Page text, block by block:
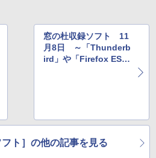
窓の杜収録ソフト 11
月8日 ～「Thunderb
ird」や「Firefox ES
フト］の他の記事を見る